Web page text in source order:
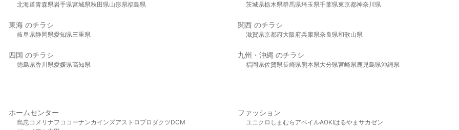
北海道青森県岩手県宮城県秋田県山形県福島県 茨城県栃木県群馬県埼玉県千葉県東京都神奈川県
東海 のチラシ
岐阜県静岡県愛知県三重県
関西 のチラシ
滋賀県京都府大阪府兵庫県奈良県和歌山県
四国 のチラシ
徳島県香川県愛媛県高知県
九州・沖縄 のチラシ
福岡県佐賀県長崎県熊本県大分県宮崎県鹿児島県沖縄県
ホームセンター
島忠 コメリ ナフコ コーナンカインズアストロプロダクツDCM
ファッション
ユニクロ しまむら アベイルAOKIはるやま サカゼン